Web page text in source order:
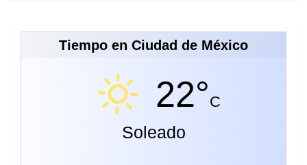
Tiempo en Ciudad de México
22°C
Soleado